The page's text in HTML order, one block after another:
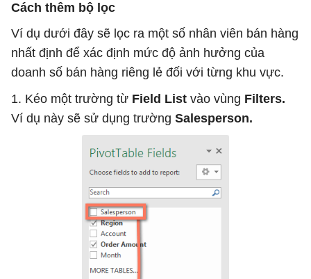
Cách thêm bộ lọc
Ví dụ dưới đây sẽ lọc ra một số nhân viên bán hàng
nhất định để xác định mức độ ảnh hưởng của
doanh số bán hàng riêng lẻ đối với từng khu vực.
1. Kéo một trường từ Field List vào vùng Filters.
Ví dụ này sẽ sử dụng trường Salesperson.